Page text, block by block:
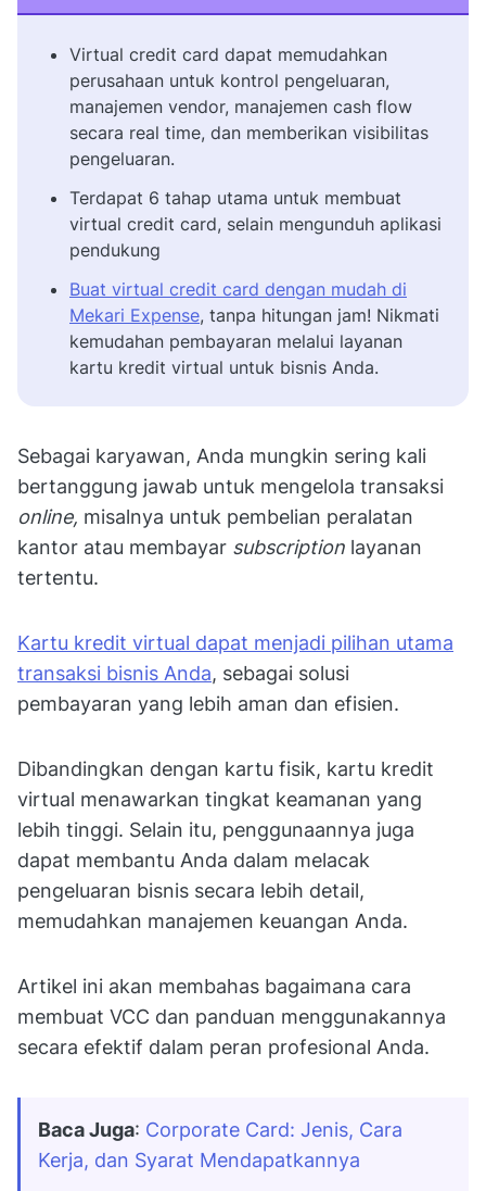
Virtual credit card dapat memudahkan
perusahaan untuk kontrol pengeluaran,
manajemen vendor, manajemen cash flow
secara real time, dan memberikan visibilitas
pengeluaran.
Terdapat 6 tahap utama untuk membuat
virtual credit card, selain mengunduh aplikasi
pendukung
Buat virtual credit card dengan mudah di
Mekari Expense, tanpa hitungan jam! Nikmati
kemudahan pembayaran melalui layanan
kartu kredit virtual untuk bisnis Anda.
Sebagai karyawan, Anda mungkin sering kali
bertanggung jawab untuk mengelola transaksi
online, misalnya untuk pembelian peralatan
kantor atau membayar subscription layanan
tertentu.
Kartu kredit virtual dapat menjadi pilihan utama
transaksi bisnis Anda, sebagai solusi
pembayaran yang lebih aman dan efisien.
Dibandingkan dengan kartu fisik, kartu kredit
virtual menawarkan tingkat keamanan yang
lebih tinggi. Selain itu, penggunaannya juga
dapat membantu Anda dalam melacak
pengeluaran bisnis secara lebih detail,
memudahkan manajemen keuangan Anda.
Artikel ini akan membahas bagaimana cara
membuat VCC dan panduan menggunakannya
secara efektif dalam peran profesional Anda.
Baca Juga: Corporate Card: Jenis, Cara
Kerja, dan Syarat Mendapatkannya